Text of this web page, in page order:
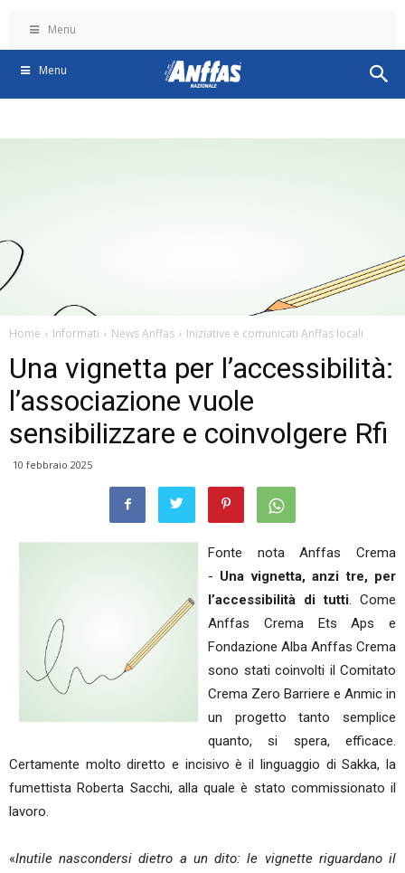
Menu
Menu
Home Informati News Anffas Iniziative e comunicati Anffas locali
Una vignetta per l’accessibilità:
l’associazione vuole
sensibilizzare e coinvolgere Rfi
10 febbraio 2025
Fonte nota Anffas Crema
- Una vignetta, anzi tre, per
l’accessibilità di tutti. Come
Anffas Crema Ets Aps e
Fondazione Alba Anffas Crema
sono stati coinvolti il Comitato
Crema Zero Barriere e Anmic in
un progetto tanto semplice
quanto, si spera, efficace.
Certamente molto diretto e incisivo è il linguaggio di Sakka, la
fumettista Roberta Sacchi, alla quale è stato commissionato il
lavoro.
«Inutile nascondersi dietro a un dito: le vignette riguardano il